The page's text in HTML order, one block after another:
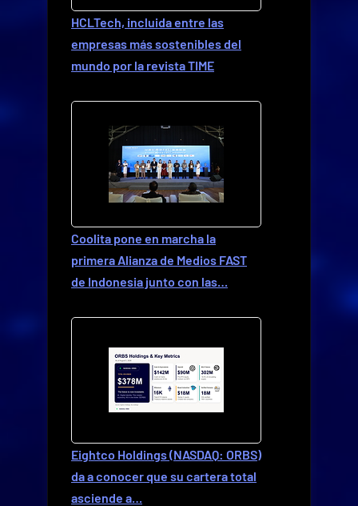
HCLTech, incluida entre las
empresas más sostenibles del
mundo por la revista TIME
Coolita pone en marcha la
primera Alianza de Medios FAST
de Indonesia junto con las…
Eightco Holdings (NASDAQ: ORBS)
da a conocer que su cartera total
asciende a…